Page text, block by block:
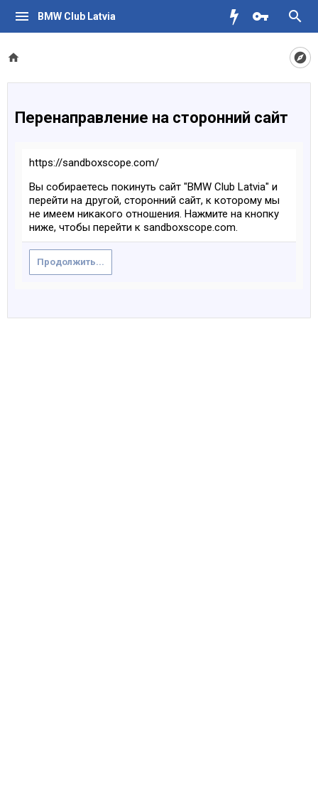
BMW Club Latvia
Перенаправление на сторонний сайт
https://sandboxscope.com/
Вы собираетесь покинуть сайт "BMW Club Latvia" и
перейти на другой, сторонний сайт, к которому мы
не имеем никакого отношения. Нажмите на кнопку
ниже, чтобы перейти к sandboxscope.com.
Продолжить...